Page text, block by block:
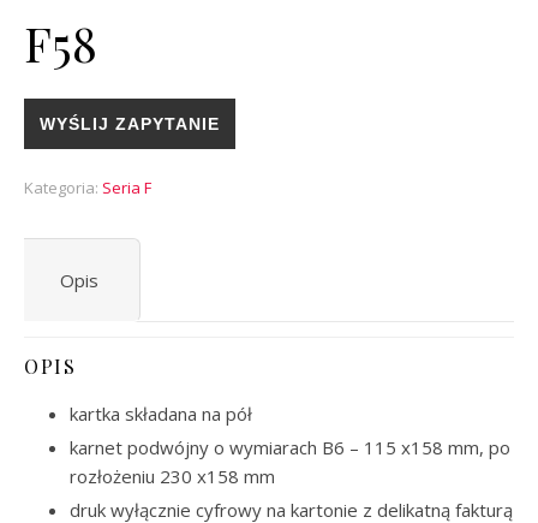
F58
WYŚLIJ ZAPYTANIE
Kategoria: Seria F
Opis
OPIS
kartka składana na pół
karnet podwójny o wymiarach B6 – 115 x158 mm, po
rozłożeniu 230 x158 mm
druk wyłącznie cyfrowy na kartonie z delikatną fakturą